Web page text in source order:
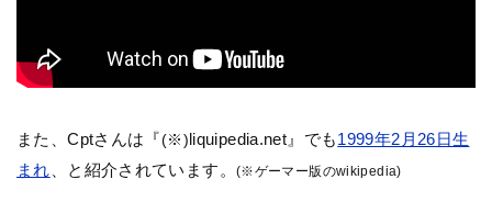
また、Cptさんは『(※)liquipedia.net』でも1999年2月26日生
まれ 、と紹介されています。 (※ゲーマー版のwikipedia)